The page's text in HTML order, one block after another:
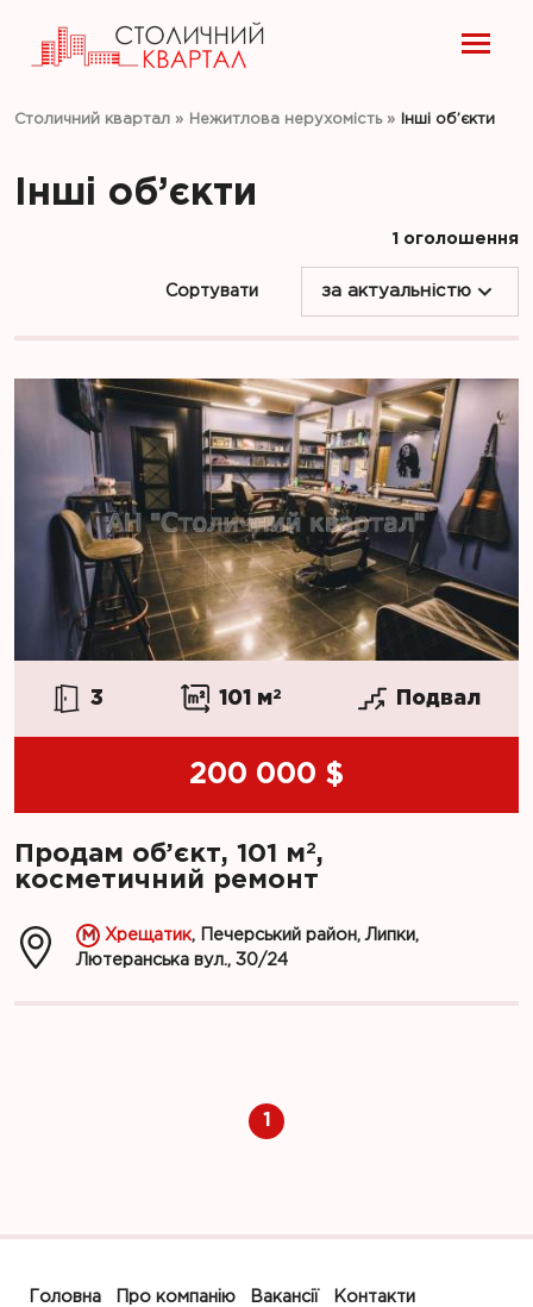
Столичний квартал » Нежитлова нерухомість » Інші об’єкти
Інші об’єкти
1 оголошення
Сортувати за актуальністю
3 101 м2 Подвал
200 000 $
Продам об’єкт, 101 м2,
косметичний ремонт
Хрещатик, Печерський район, Липки,
Лютеранська вул., 30/24
1
Головна Про компанію Вакансії Контакти